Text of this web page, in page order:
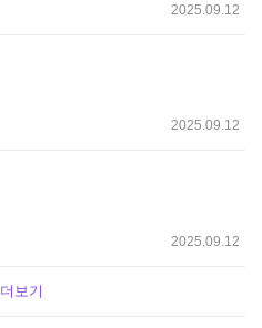
2025.09.12
2025.09.12
2025.09.12
더보기